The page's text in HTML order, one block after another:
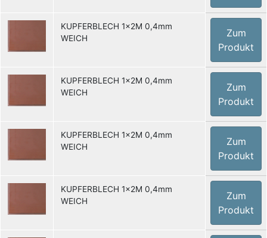
KUPFERBLECH 1x2M 0,4mm
WEICH
Zum
Produkt
KUPFERBLECH 1x2M 0,4mm
WEICH
Zum
Produkt
KUPFERBLECH 1x2M 0,4mm
WEICH
Zum
Produkt
KUPFERBLECH 1x2M 0,4mm
WEICH
Zum
Produkt